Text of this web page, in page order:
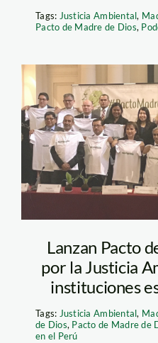
Tags: Justicia Ambiental,
Pacto de Madre de Dios,
Lanzan Pacto
por la Justicia
instituciones
Tags: Justicia Ambiental,
de Dios, Pacto de Madre de
en el Perú